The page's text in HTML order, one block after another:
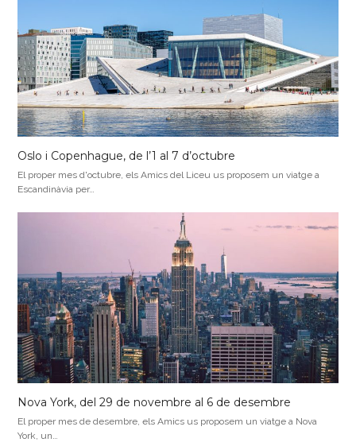
Oslo i Copenhague, de l’1 al 7 d’octubre
El proper mes d'octubre, els Amics del Liceu us proposem un viatge a
Escandinàvia per…
Nova York, del 29 de novembre al 6 de desembre
El proper mes de desembre, els Amics us proposem un viatge a Nova
York, un…